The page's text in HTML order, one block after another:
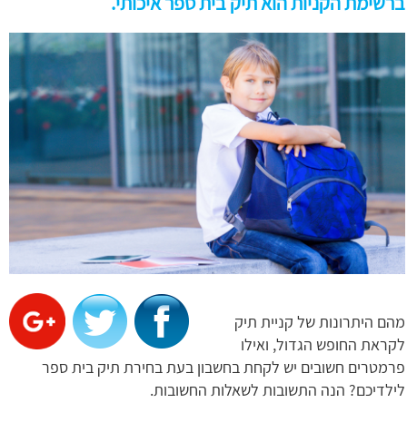
מהם היתרונות של קניית תיק
לקראת החופש הגדול, ואילו
פרמטרים חשובים יש לקחת בחשבון בעת בחירת תיק בית ספר
לילדיכם? הנה התשובות לשאלות החשובות.